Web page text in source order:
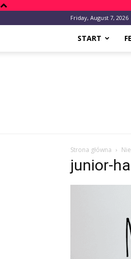
Friday, August 7, 2026
START
Strona główna
junior-